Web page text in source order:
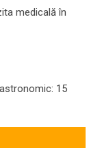
medicală în
15